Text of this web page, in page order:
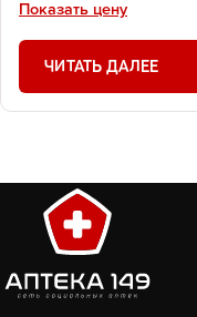
Показать цену
ЧИТАТЬ ДАЛЕЕ